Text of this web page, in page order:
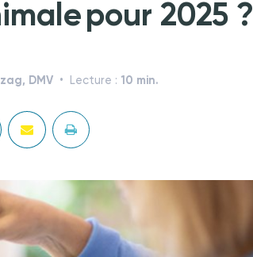
pour 2025 ?
DMV Lecture : 10 min.